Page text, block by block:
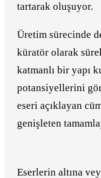
tartarak oluşuyor.
Üretim sürecinde
küratör olarak
katmanlı bir yapı
potansiyellerini
eseri açıklayan
genişleten
Eserlerin altına